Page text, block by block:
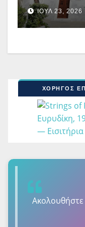
ΙΟΎΛ 23, 2026
ΧΟΡΗΓΟΣ